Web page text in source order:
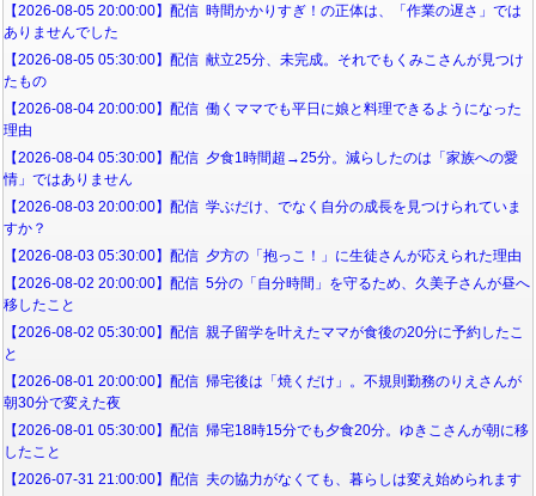
【2026-08-05 20:00:00】配信 時間かかりすぎ！の正体は、「作業の遅さ」では
ありませんでした
【2026-08-05 05:30:00】配信 献立25分、未完成。それでもくみこさんが見つけ
たもの
【2026-08-04 20:00:00】配信 働くママでも平日に娘と料理できるようになった
理由
【2026-08-04 05:30:00】配信 夕食1時間超→25分。減らしたのは「家族への愛
情」ではありません
【2026-08-03 20:00:00】配信 学ぶだけ、でなく自分の成長を見つけられていま
すか？
【2026-08-03 05:30:00】配信 夕方の「抱っこ！」に生徒さんが応えられた理由
【2026-08-02 20:00:00】配信 5分の「自分時間」を守るため、久美子さんが昼へ
移したこと
【2026-08-02 05:30:00】配信 親子留学を叶えたママが食後の20分に予約したこ
と
【2026-08-01 20:00:00】配信 帰宅後は「焼くだけ」。不規則勤務のりえさんが
朝30分で変えた夜
【2026-08-01 05:30:00】配信 帰宅18時15分でも夕食20分。ゆきこさんが朝に移
したこと
【2026-07-31 21:00:00】配信 夫の協力がなくても、暮らしは変え始められます